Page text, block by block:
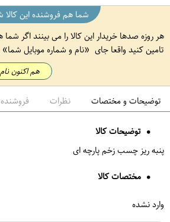
شما هم فروشنده این کالا
هر روزه صدها خریدار این کالا را می بینند اگر شما
تامین کنید واقعا جای
نام و شماره موبایل شما
هم اکنون
توضیحات و مختصات نظرات
توضیحات کالا
پنبه ریز چسب زخم پارچه ای
مختصات کالا
وارد نشده